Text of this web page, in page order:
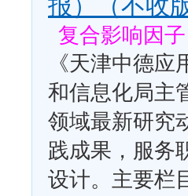
报）（不收
复合影响因
《天津中德
和信息化局主
领域最新研究
践成果，服务
设计。主要栏